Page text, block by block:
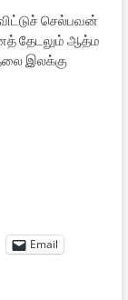
செல்பவன்
தேடலும் ஆத்ம
இலக்கு
Email